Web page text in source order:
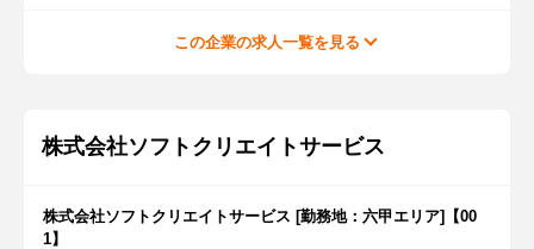
この企業の求人一覧を見る
株式会社ソフトクリエイトサービス
株式会社ソフトクリエイトサービス [勤務地：六甲エリア]【00
1】